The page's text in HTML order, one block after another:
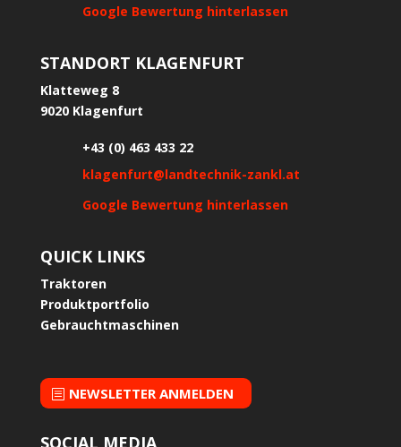
Google Bewertung hinterlassen
STANDORT KLAGENFURT
Klatteweg 8
9020 Klagenfurt
+43 (0) 463 433 22
klagenfurt@landtechnik-zankl.at
Google Bewertung hinterlassen
QUICK LINKS
Traktoren
Produktportfolio
Gebrauchtmaschinen
NEWSLETTER ANMELDEN